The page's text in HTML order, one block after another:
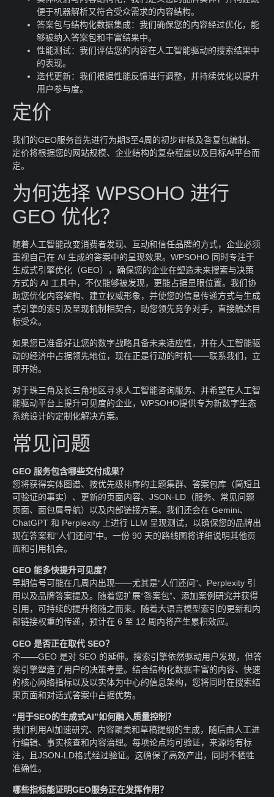
便于机器解析又符合受众需求的内容结构。
答案包与结构化数据集成：我们确保您的内容经过优化，能
够被纳入答案包和丰富结果中。
性能测试：我们评估您的内容在人工智能驱动的搜索结果中
的表现。
迭代更新：我们根据性能反馈进行调整，并持续优化以提升
用户参与度。
定价
我们的GEO服务首先进行为期3至4周的初步审核及答复包编制。
定价将根据您的网站规模、企业结构的复杂程度以及目标AI平台而
定。
为何选择 WPSOHO 进行
GEO 优化？
随着人工智能改变消费者发现、互动和信任品牌的方式，企业必须
重视自己在 AI 生成的答案中的呈现效果。WPSOHO 同时专注于
生成式引擎优化（GEO），确保您的企业在塑造未来搜索与决策
方式的 AI 工具中，不仅能够被发现，更能占据显眼位置。我们协
助您优化内容架构、建立权威形象，并使您的信息传递方式与生成
式引擎的索引及呈现机制相契合，助您领先竞争对手，直接触达目
标受众。
如果您已准备好让您的数字战略具备未来适应性，并在人工智能驱
动的经济中占据领先地位，现在正是行动的时机——联系我们，立
即开始。
对于珠三角及长三角地区寻求人工智能咨询服务、并希望在人工智
能驱动平台上提升可见度的企业，WPSOHO提供专为新数字生态
系统设计的定制化解决方案。
常见问题
GEO 服务包含哪些交付成果？
您将获得实体图谱、按优先级排序的主题集群、答案包库（简短且
可验证的事实）、更新的页面内容、JSON-LD（服务、常见问题
页面、面包屑导航）以及内部链接方案。我们还会在 Gemini、
ChatGPT 和 Perplexity 上进行 LLM 呈现测试，以确保您的品牌出
现在答案和“人们还问”中。一份 90 天的路线图将详细说明其他页
面和引用机会。
GEO 能多快提升可见度？
早期信号可能在几周内出现——尤其是“人们还问”、Perplexity 引
用以及品牌答案提及。随着您扩展“答案包”、添加案例研究并获得
引用，可持续的提升将随之而来。随着大语言模型索引的更新和内
部链接权重的传递，预计在 6 至 12 周内将产生累积效应。
GEO 是否正在取代 SEO？
不——GEO 是对 SEO 的延伸。搜索引擎依然驱动用户发现，但答
案引擎塑造了用户的决策考量。结合结构化数据丰富的内容、快速
的核心网络指标以及以实体为中心的信息架构，您将同时在搜索结
果页面和对话式答案中占据优势。
“用于SEO的生成式AI”如何融入质量控制？
我们利用AI加速研究、内容聚类和草稿提纲的生成，随后由人工进
行编辑、事实核查和内容治理。每项论点均可验证，来源均有标
注，且JSON-LD格式经过验证。这确保了高效产出，同时不牺牲
准确性。
哪些指标能证明GEO服务正在发挥作用？